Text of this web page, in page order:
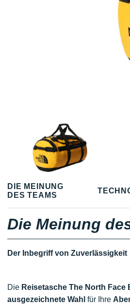
DIE MEINUNG
DES TEAMS
Die Meinung
Der Inbegriff von Zuverlässigkeit
Die Reisetasche The North Face
ausgezeichnete Wahl für Ihre